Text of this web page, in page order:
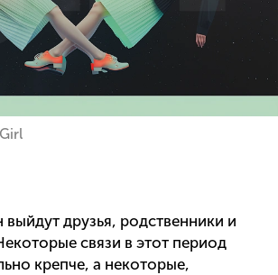
друзья, родственники и
связи в этот период
крепче, а некоторые,